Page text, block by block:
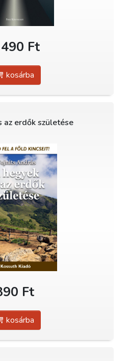
Ft
kosárba
az erdők születése
Ft
kosárba